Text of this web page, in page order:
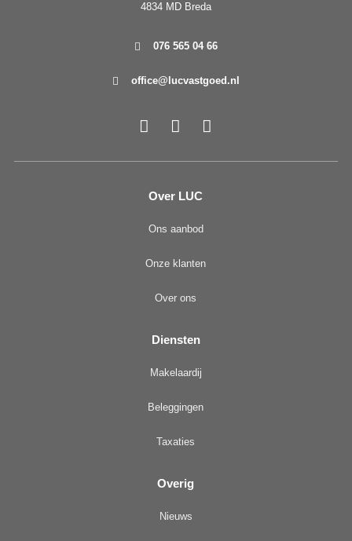
4834 MD Breda
076 565 04 66
office@lucvastgoed.nl
Over LUC
Ons aanbod
Onze klanten
Over ons
Diensten
Makelaardij
Beleggingen
Taxaties
Overig
Nieuws